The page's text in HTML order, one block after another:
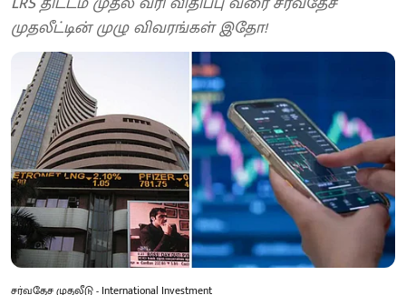
முதலீட்டின் முழு விவரங்கள் இதோ!
சர்வதேச முதலீடு - International Investment